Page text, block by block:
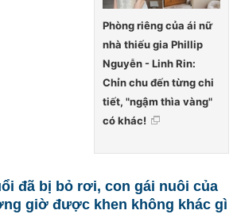
Phòng riêng của ái nữ
nhà thiếu gia Phillip
Nguyễn - Linh Rin:
Chỉn chu đến từng chi
tiết, "ngậm thìa vàng"
có khác!
đã bị bỏ rơi, con gái nuôi của
giờ được khen không khác gì